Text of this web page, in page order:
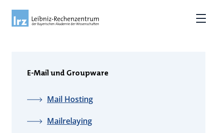
E-Mail und Groupware
Mail Hosting
Mailrelaying